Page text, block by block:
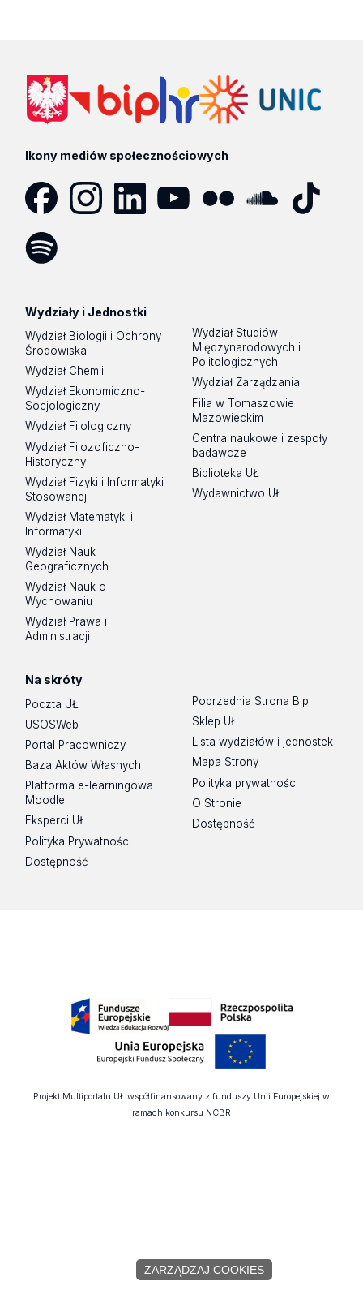
Ikony mediów społecznościowych
Wydziały i Jednostki
Wydział Biologii i Ochrony
Środowiska
Wydział Chemii
Wydział Ekonomiczno-
Socjologiczny
Wydział Filologiczny
Wydział Filozoficzno-
Historyczny
Wydział Fizyki i Informatyki
Stosowanej
Wydział Matematyki i
Informatyki
Wydział Nauk
Geograficznych
Wydział Nauk o
Wychowaniu
Wydział Prawa i
Administracji
Wydział Studiów
Międzynarodowych i
Politologicznych
Wydział Zarządzania
Filia w Tomaszowie
Mazowieckim
Centra naukowe i zespoły
badawcze
Biblioteka UŁ
Wydawnictwo UŁ
Na skróty
Poczta UŁ
USOSWeb
Portal Pracowniczy
Baza Aktów Własnych
Platforma e-learningowa
Moodle
Eksperci UŁ
Polityka Prywatności
Dostępność
Poprzednia Strona Bip
Sklep UŁ
Lista wydziałów i jednostek
Mapa Strony
Polityka prywatności
O Stronie
Dostępność
Projekt Multiportalu UŁ współfinansowany z funduszy Unii Europejskiej w
ramach konkursu NCBR
ZARZĄDZAJ COOKIES